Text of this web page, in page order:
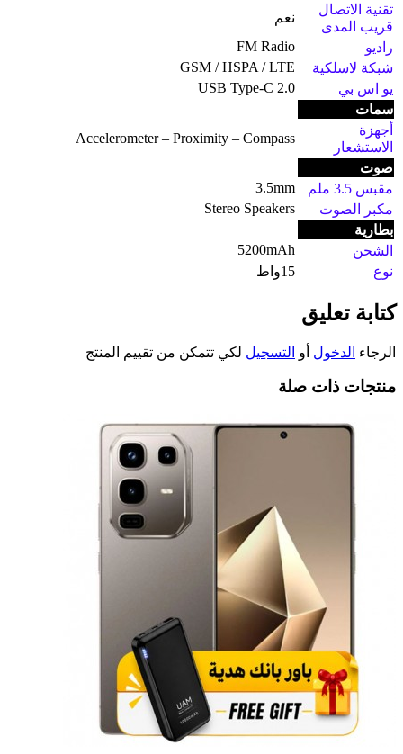
تقنية الاتصال
قريب المدى
نعم
راديو
FM Radio
شبكة لاسلكية
GSM / HSPA / LTE
يو اس بي
USB Type-C 2.0
سمات
أجهزة
الاستشعار
Accelerometer – Proximity – Compass
صوت
مقبس 3.5 ملم
3.5mm
مكبر الصوت
Stereo Speakers
بطارية
الشحن
5200mAh
نوع
15واط
كتابة تعليق
الرجاء الدخول أو التسجيل لكي تتمكن من تقييم المنتج
منتجات ذات صلة